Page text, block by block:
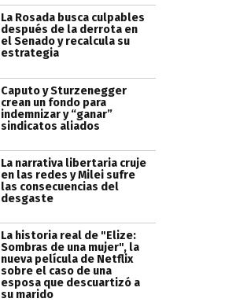
La Rosada busca culpables
después de la derrota en
el Senado y recalcula su
estrategia
Caputo y Sturzenegger
crean un fondo para
indemnizar y “ganar”
sindicatos aliados
La narrativa libertaria cruje
en las redes y Milei sufre
las consecuencias del
desgaste
La historia real de "Elize:
Sombras de una mujer", la
nueva película de Netflix
sobre el caso de una
esposa que descuartizó a
su marido